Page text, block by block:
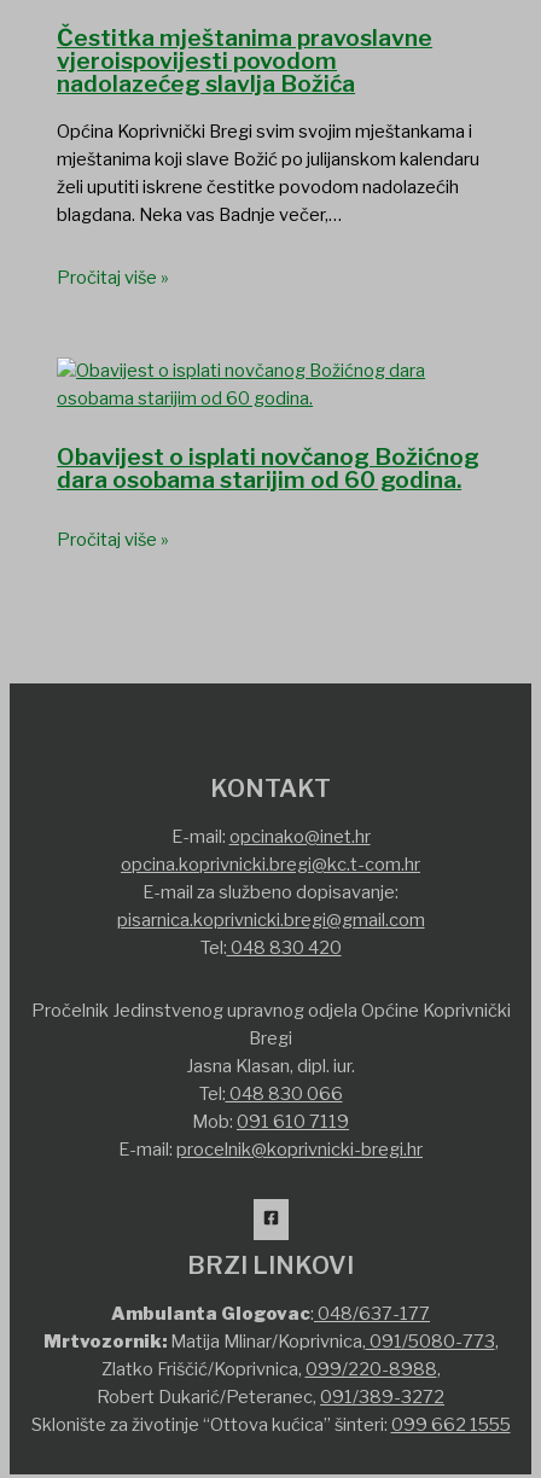
Čestitka mještanima pravoslavne
vjeroispovijesti povodom
nadolazećeg slavlja Božića
Općina Koprivnički Bregi svim svojim mještankama i
mještanima koji slave Božić po julijanskom kalendaru
želi uputiti iskrene čestitke povodom nadolazećih
blagdana. Neka vas Badnje večer,…
Pročitaj više »
Obavijest o isplati novčanog Božićnog
dara osobama starijim od 60 godina.
Pročitaj više »
KONTAKT
E-mail: opcinako@inet.hr
opcina.koprivnicki.bregi@kc.t-com.hr
E-mail za službeno dopisavanje:
pisarnica.koprivnicki.bregi@gmail.com
Tel: 048 830 420
Pročelnik Jedinstvenog upravnog odjela Općine Koprivnički
Bregi
Jasna Klasan, dipl. iur.
Tel: 048 830 066
Mob: 091 610 7119
E-mail: procelnik@koprivnicki-bregi.hr
BRZI LINKOVI
Ambulanta Glogovac: 048/637-177
Mrtvozornik:Matija Mlinar/Koprivnica, 091/5080-773,
Zlatko Friščić/Koprivnica, 099/220-8988,
Robert Dukarić/Peteranec, 091/389-3272
Sklonište za životinje “Ottova kućica” šinteri: 099 662 1555